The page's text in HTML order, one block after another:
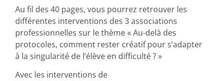
Au fil des 40 pages, vous pourrez retrouver les
différentes interventions des 3 associations
professionnelles sur le thème « Au-delà des
protocoles, comment rester créatif pour s’adapter
à la singularité de l’élève en difficulté ? »
Avec les interventions de